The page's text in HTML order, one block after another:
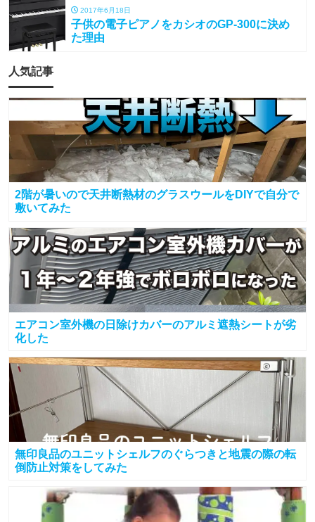
2017年6月18日
子供の電子ピアノをカシオのGP-300に決め
た理由
人気記事
2階が暑いので天井断熱材のグラスウールをDIYで自分で
敷いてみた
エアコン室外機の日除けカバーのアルミ遮熱シートが劣
化した
無印良品のユニットシェルフのぐらつきと地震の際の転
倒防止対策をしてみた